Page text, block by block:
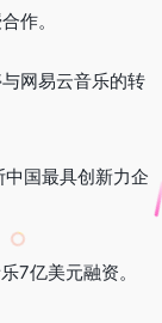
作。
网易云音乐的转
国最具创新力企
7亿美元融资。